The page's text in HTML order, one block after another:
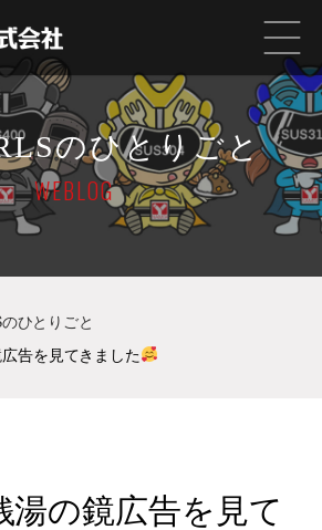
のひとりごと
WEBLOG
ひとりごと
告を見てきました
湯の鏡広告を見て